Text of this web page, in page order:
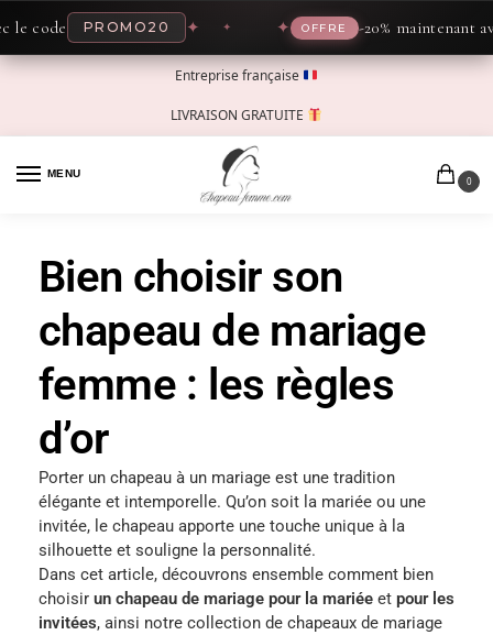
PROMO20 ✦ ✦ OFFRE -20% maintenant avec le
Entreprise française
LIVRAISON GRATUITE
MENU
0
Bien choisir son
chapeau de mariage
femme : les règles
d’or
Porter un chapeau à un mariage est une tradition
élégante et intemporelle. Qu’on soit la mariée ou une
invitée, le chapeau apporte une touche unique à la
silhouette et souligne la personnalité.
Dans cet article, découvrons ensemble comment bien
choisir un chapeau de mariage pour la mariée et pour les
invitées, ainsi notre collection de chapeaux de mariage